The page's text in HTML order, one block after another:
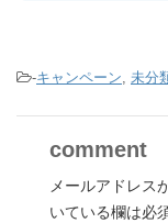
-キャンペーン, 未分
comment
メールアドレス
いている欄は必